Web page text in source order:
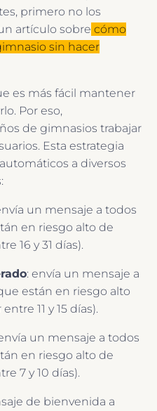
primero no los
artículo sobre cómo
sin hacer
es más fácil mantener
Por eso,
de gimnasios trabajar
Esta estrategia
a diversos
un mensaje a todos
en riesgo alto de
16 y 31 días).
: envía un mensaje a
están en riesgo alto
11 y 15 días).
un mensaje a todos
en riesgo alto de
7 y 10 días).
de bienvenida a